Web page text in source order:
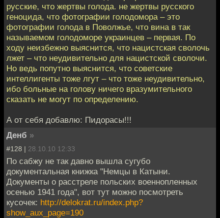
русские, что жертвы голода. не жертвы русского
геноцида, что фотографии голодомора – это
фотографии голода в Поволжье, что вина в так
называемом голодоморе украинцев – первая. По
ходу неизбежно выяснится, что нацистская сволочь
лжет – что неудивительно для нацистской сволочи.
Но ведь попутно выяснится, что советские
интеллигенты тоже лгут – что тоже неудивительно,
ибо больные на голову ничего вразумительного
сказать не могут по определению.
А от себя добавлю: Пидорасы!!!
Денб »
#128 | 28.10.10 12:33
По сабжу не так давно вышла сугубо
документальная книжка "Немцы в Катыни.
Документы о расстреле польских военнопленных
осенью 1941 года", вот тут можно посмотреть
кусочек: http://delokrat.ru/index.php?
show_aux_page=190